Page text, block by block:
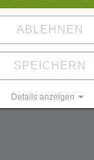
ABLEHNEN
SPEICHERN
Details anzeigen